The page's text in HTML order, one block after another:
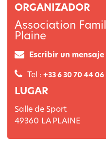
ORGANIZADOR
Association
Plaine
Escribir un mensaje
Tel : +33 6 30 70 44 06
LUGAR
Salle de Sport
49360 LA PLAINE